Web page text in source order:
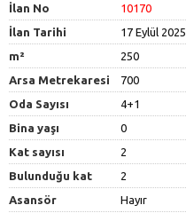
İlan No
10170
İlan Tarihi
17 Eylül 2025
m²
250
Arsa Metrekaresi
700
Oda Sayısı
4+1
Bina yaşı
0
Kat sayısı
2
Bulunduğu kat
2
Asansör
Hayır